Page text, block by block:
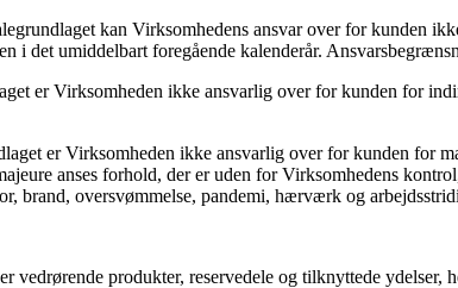
kan Virksomhedens ansvar over for kunden
i det umiddelbart foregående kalenderår.
er Virksomheden ikke ansvarlig over for kunden for
er Virksomheden ikke ansvarlig over for kunden for
anses forhold, der er uden for Virksomhedens
brand, oversvømmelse, pandemi, hærværk og
vedrørende produkter, reservedele og tilknyttede